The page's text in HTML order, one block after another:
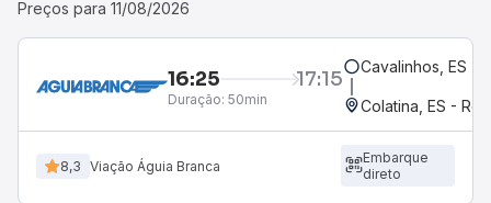
Preços para 11/08/2026
16:25 17:15
Duração: 50min
Cavalinhos, ES
Colatina, ES -
8,3 Viação Águia Branca
Embarque
direto